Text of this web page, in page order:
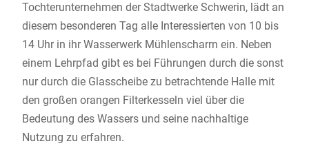
Tochterunternehmen der Stadtwerke Schwerin, lädt an
diesem besonderen Tag alle Interessierten von 10 bis
14 Uhr in ihr Wasserwerk Mühlenscharrn ein. Neben
einem Lehrpfad gibt es bei Führungen durch die sonst
nur durch die Glasscheibe zu betrachtende Halle mit
den großen orangen Filterkesseln viel über die
Bedeutung des Wassers und seine nachhaltige
Nutzung zu erfahren.